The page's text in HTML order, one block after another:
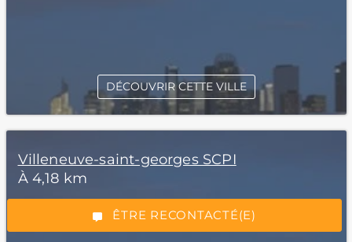
*Champs obligatoires
“Excellent”, 165 avis
ÊTRE RECONTACTÉ(E)
DÉCOUVRIR CETTE VILLE
Villeneuve-saint-georges SCPI
À 4,18 km